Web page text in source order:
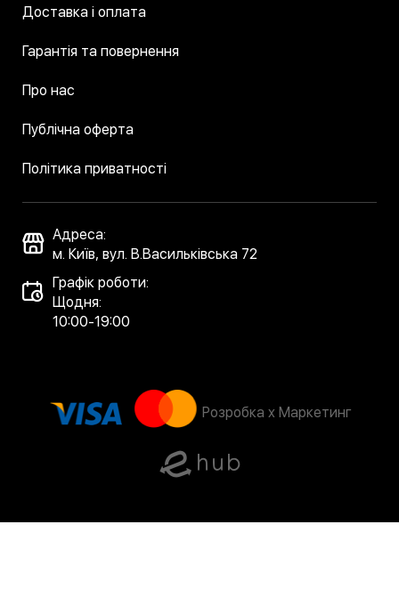
Доставка і оплата
Гарантія та повернення
Про нас
Публічна оферта
Політика приватності
Адреса:
м. Київ, вул. В.Васильківська 72
Графік роботи:
Щодня:
10:00-19:00
Розробка x Маркетинг